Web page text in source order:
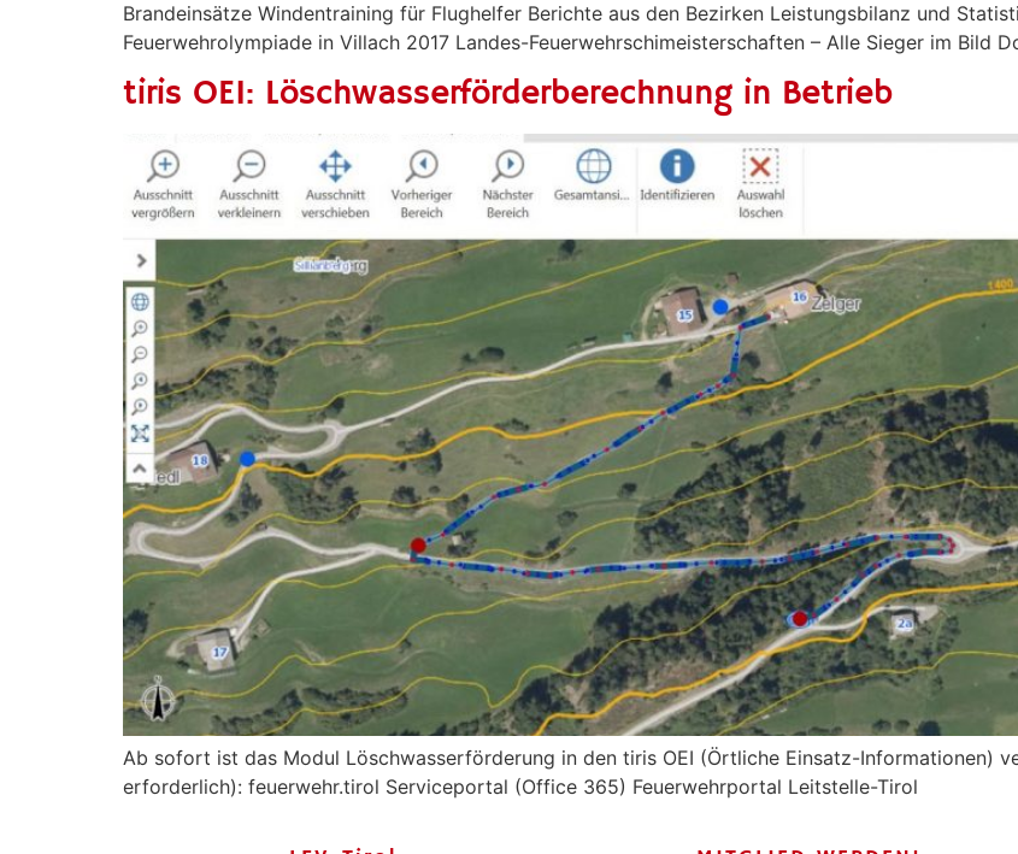
Brandeinsätze Windentraining für Flughelfer Berichte aus den Bezirken Leistungsbilanz und
Feuerwehrolympiade in Villach 2017 Landes-Feuerwehrschimeisterschaften – Alle Sieger im Bild
tiris OEI: Löschwasserförderberechnung in Betrieb
Ab sofort ist das Modul Löschwasserförderung in den tiris OEI (Örtliche Einsatz-Informationen)
erforderlich): feuerwehr.tirol Serviceportal (Office 365) Feuerwehrportal Leitstelle-Tirol